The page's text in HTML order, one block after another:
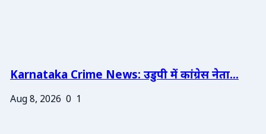
Karnataka Crime News: उडुपी में कांग्रेस नेता...
Aug 8, 2026 0 1